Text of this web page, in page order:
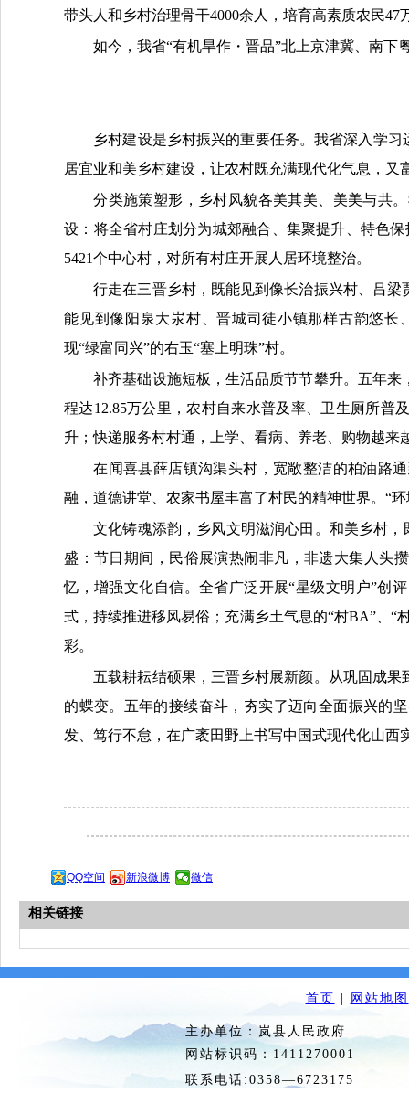
带头人和乡村治理骨干4000余人，培育高素质农民
如今，我省“有机旱作・晋品”北上京津冀、南
乡村建设是乡村振兴的重要任务。我省深入学
居宜业和美乡村建设，让农村既充满现代化气息，又
分类施策塑形，乡村风貌各美其美、美美与共
设：将全省村庄划分为城郊融合、集聚提升、特色
5421个中心村，对所有村庄开展人居环境整治。
行走在三晋乡村，既能见到像长治振兴村、吕
能见到像阳泉大汖村、晋城司徒小镇那样古韵悠
现“绿富同兴”的右玉“塞上明珠”村。
补齐基础设施短板，生活品质节节攀升。五年
程达12.85万公里，农村自来水普及率、卫生厕所普
升；快递服务村村通，上学、看病、养老、购物越
在闻喜县薛店镇沟渠头村，宽敞整洁的柏油路
融，道德讲堂、农家书屋丰富了村民的精神世界。“
文化铸魂添韵，乡风文明滋润心田。和美乡村
盛：节日期间，民俗展演热闹非凡，非遗大集人头
忆，增强文化自信。全省广泛开展“星级文明户”创
式，持续推进移风易俗；充满乡土气息的“村BA”、“
彩。
五载耕耘结硕果，三晋乡村展新颜。从巩固成
的蝶变。五年的接续奋斗，夯实了迈向全面振兴的
发、笃行不怠，在广袤田野上书写中国式现代化山西
QQ空间 新浪微博 微信
相关链接
首页 网站地图
主办单位：岚县人民政府
网站标识码：
联系电话